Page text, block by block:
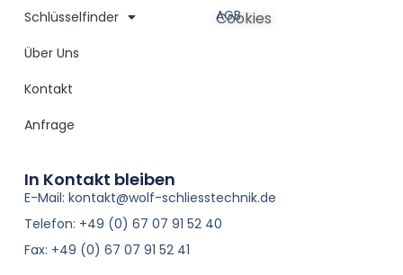
In Kontakt bleiben
E-Mail: kontakt@wolf-schliesstechnik.de
Telefon: +49 (0) 67 07 91 52 40
Fax: +49 (0) 67 07 91 52 41
Schlüsselfinder
Über Uns
Kontakt
Anfrage
AGB
Cookies